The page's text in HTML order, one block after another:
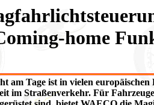
home
am Tage ist in vielen
im Straßenverkehr. Für